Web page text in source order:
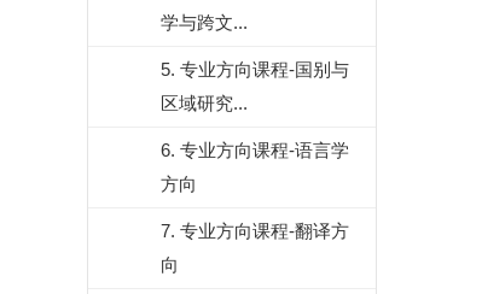
学与跨文...
5. 专业方向课程-国别与
区域研究...
6. 专业方向课程-语言学
方向
7. 专业方向课程-翻译方
向